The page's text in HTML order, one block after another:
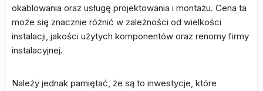
okablowania oraz usługę projektowania i montażu. Cena ta
może się znacznie różnić w zależności od wielkości
instalacji, jakości użytych komponentów oraz renomy firmy
instalacyjnej.
Należy jednak pamiętać, że są to inwestycje, które